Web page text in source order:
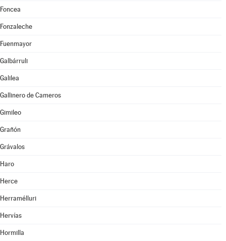
Foncea
Fonzaleche
Fuenmayor
Galbárruli
Galilea
Gallinero de Cameros
Gimileo
Grañón
Grávalos
Haro
Herce
Herramélluri
Hervías
Hormilla